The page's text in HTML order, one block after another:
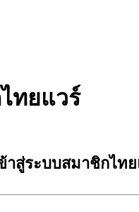
ทยแวร์
าสู่ระบบสมาชิกไท